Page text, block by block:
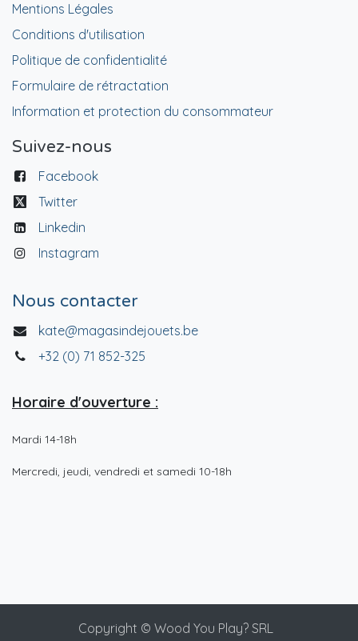
Mentions Légales
Conditions d'utilisation
Politique de confidentialité
Formulaire de rétractation
Information et protection du consommateur
Suivez-nous
Facebook
Twitter
Linkedin
Instagram
Nous contacter
kate@magasindejouets.be
+32 (0) 71 852-325
Horaire d'ouverture :
Mardi 14-18h
Mercredi, jeudi, vendredi et samedi 10-18h
Copyright © Wood You Play? SRL